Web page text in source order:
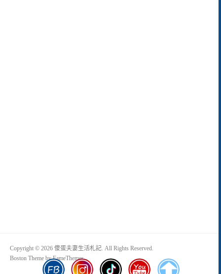
Copyright © 2026 傻蛋夫妻生活札記. All Rights Reserved.
Boston Theme byFameThemes